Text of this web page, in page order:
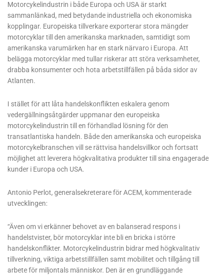
Motorcykelindustrin i både Europa och USA är starkt
sammanlänkad, med betydande industriella och ekonomiska
kopplingar. Europeiska tillverkare exporterar stora mängder
motorcyklar till den amerikanska marknaden, samtidigt som
amerikanska varumärken har en stark närvaro i Europa. Att
belägga motorcyklar med tullar riskerar att störa verksamheter,
drabba konsumenter och hota arbetstillfällen på båda sidor av
Atlanten.
I stället för att låta handelskonflikten eskalera genom
vedergällningsåtgärder uppmanar den europeiska
motorcykelindustrin till en förhandlad lösning för den
transatlantiska handeln. Både den amerikanska och europeiska
motorcykelbranschen vill se rättvisa handelsvillkor och fortsatt
möjlighet att leverera högkvalitativa produkter till sina engagerade
kunder i Europa och USA.
Antonio Perlot, generalsekreterare för ACEM, kommenterade
utvecklingen:
“Även om vi erkänner behovet av en balanserad respons i
handelstvister, bör motorcyklar inte bli en bricka i större
handelskonflikter. Motorcykelindustrin bidrar med högkvalitativ
tillverkning, viktiga arbetstillfällen samt mobilitet och tillgång till
arbete för miljontals människor. Den är en grundläggande